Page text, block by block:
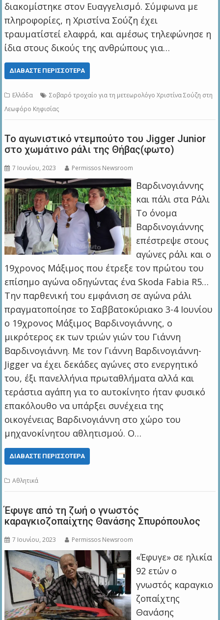
διακομίστηκε στον Ευαγγελισμό. Σύμφωνα με
πληροφορίες, η Χριστίνα Σούζη έχει
τραυματίστεί ελαφρά, και αμέσως τηλεφώνησε η
ίδια στους δικούς της ανθρώπους για…
ΔΙΑΒΆΣΤΕ ΠΕΡΙΣΣΌΤΕΡΑ
Ελλάδα
Σοβαρό τροχαίο για τη μετεωρολόγο Χριστίνα Σούζη στη
Λεωφόρο Κηφισίας
Το αγωνιστικό ντεμπούτο του Jigger Junior
στο χωμάτινο ράλι της Θήβας(φωτο)
7 Ιουνίου, 2023 Permissos Newsroom
Βαρδινογιάννης
και πάλι στα Ράλι
Το όνομα
Βαρδινογιάννης
επέστρεψε στους
αγώνες ράλι και ο
19χρονος Μάξιμος που έτρεξε τον πρώτου του
επίσημο αγώνα οδηγώντας ένα Skoda Fabia R5…
Την παρθενική του εμφάνιση σε αγώνα ράλι
πραγματοποίησε το Σαββατοκύριακο 3-4 Ιουνίου
ο 19χρονος Μάξιμος Βαρδινογιάννης, ο
μικρότερος εκ των τριών γιών του Γιάννη
Βαρδινογιάννη. Με τον Γιάννη Βαρδινογιάννη-
Jigger να έχει δεκάδες αγώνες στο ενεργητικό
του, έξι πανελλήνια πρωταθλήματα αλλά και
τεράστια αγάπη για το αυτοκίνητο ήταν φυσικό
επακόλουθο να υπάρξει συνέχεια της
οικογένειας Βαρδινογιάννη στο χώρο του
μηχανοκίνητου αθλητισμού. Ο…
ΔΙΑΒΆΣΤΕ ΠΕΡΙΣΣΌΤΕΡΑ
Αθλητικά
Έφυγε από τη ζωή ο γνωστός
καραγκιοζοπαίχτης Θανάσης Σπυρόπουλος
7 Ιουνίου, 2023 Permissos Newsroom
«Έφυγε» σε ηλικία
92 ετών ο
γνωστός καραγκιο
ζοπαίχτης
Θανάσης